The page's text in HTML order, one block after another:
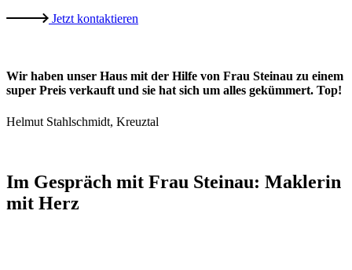
Jetzt kontaktieren
Wir haben unser Haus mit der Hilfe von Frau Steinau zu einem
super Preis verkauft und sie hat sich um alles gekümmert. Top!
Helmut Stahlschmidt, Kreuztal
Im Gespräch mit Frau Steinau: Maklerin
mit Herz